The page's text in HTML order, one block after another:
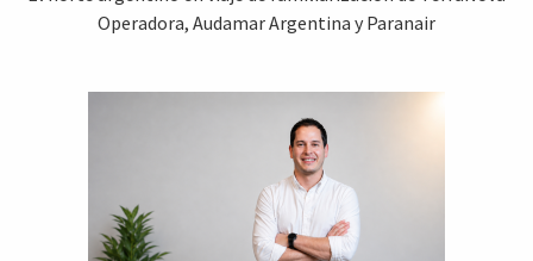
Operadora, Audamar Argentina y Paranair